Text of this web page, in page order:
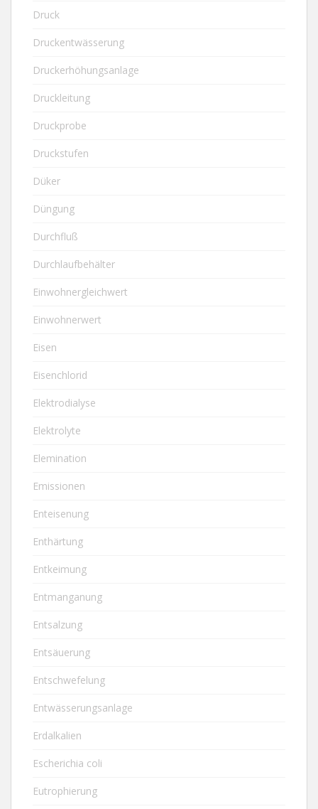
Druck
Druckentwässerung
Druckerhöhungsanlage
Druckleitung
Druckprobe
Druckstufen
Düker
Düngung
Durchfluß
Durchlaufbehälter
Einwohnergleichwert
Einwohnerwert
Eisen
Eisenchlorid
Elektrodialyse
Elektrolyte
Elemination
Emissionen
Enteisenung
Enthärtung
Entkeimung
Entmanganung
Entsalzung
Entsäuerung
Entschwefelung
Entwässerungsanlage
Erdalkalien
Escherichia coli
Eutrophierung